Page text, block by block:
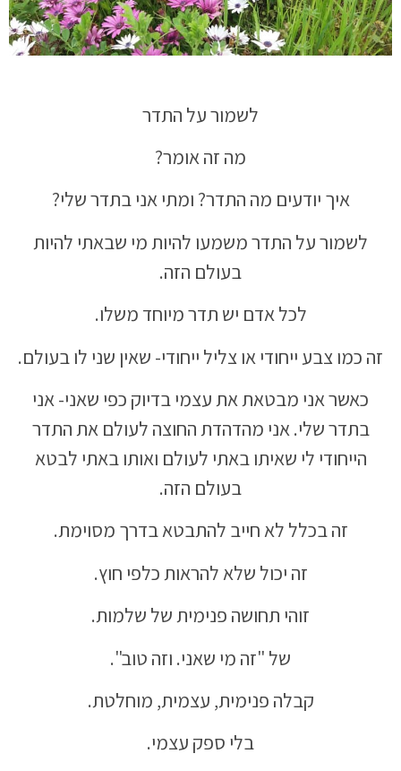
לשמור על התדר
מה זה אומר?
איך יודעים מה התדר? ומתי אני בתדר שלי?
לשמור על התדר משמעו להיות מי שבאתי להיות
בעולם הזה.
לכל אדם יש תדר מיוחד משלו.
זה כמו צבע ייחודי או צליל ייחודי- שאין שני לו בעולם.
כאשר אני מבטאת את עצמי בדיוק כפי שאני- אני
בתדר שלי. אני מהדהדת החוצה לעולם את התדר
הייחודי לי שאיתו באתי לעולם ואותו באתי לבטא
בעולם הזה.
זה בכלל לא חייב להתבטא בדרך מסוימת.
זה יכול שלא להראות כלפי חוץ.
זוהי תחושה פנימית של שלמות.
של "זה מי שאני. וזה טוב".
קבלה פנימית, עצמית, מוחלטת.
בלי ספק עצמי.